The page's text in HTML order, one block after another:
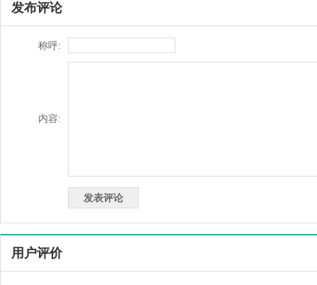
发布评论
称呼:
内容:
用户评价